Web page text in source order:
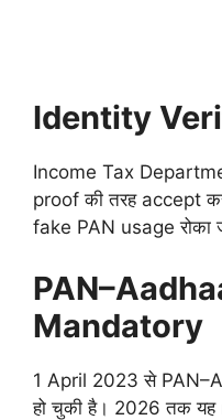
Identity
Income Tax
proof की तरह accept
fake PAN usage रोका
Mandatory
1 April 2023 से
हो चुकी है। 2026 तक यह